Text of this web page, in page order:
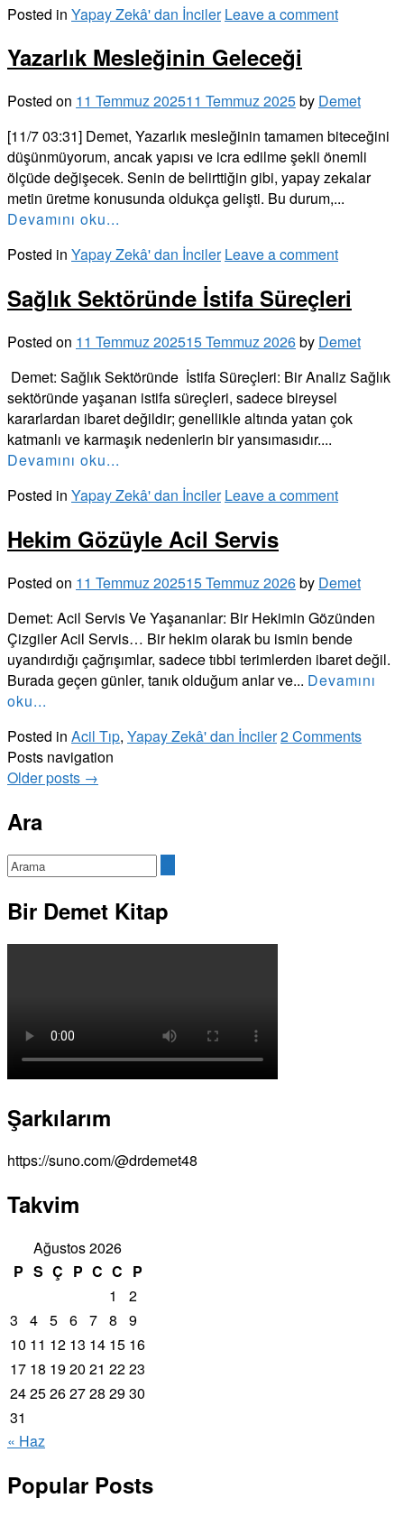
Posted in Yapay Zekâ' dan İnciler Leave a comment
Yazarlık Mesleğinin Geleceği
Posted on 11 Temmuz 202511 Temmuz 2025by Demet
[11/7 03:31] Demet, Yazarlık mesleğinin tamamen biteceğini
düşünmüyorum, ancak yapısı ve icra edilme şekli önemli
ölçüde değişecek. Senin de belirttiğin gibi, yapay zekalar
metin üretme konusunda oldukça gelişti. Bu durum,...
Devamını oku...
Posted in Yapay Zekâ' dan İnciler Leave a comment
Sağlık Sektöründe İstifa Süreçleri
Posted on 11 Temmuz 202515 Temmuz 2026by Demet
Demet: Sağlık Sektöründe İstifa Süreçleri: Bir Analiz Sağlık
sektöründe yaşanan istifa süreçleri, sadece bireysel
kararlardan ibaret değildir; genellikle altında yatan çok
katmanlı ve karmaşık nedenlerin bir yansımasıdır....
Devamını oku...
Posted in Yapay Zekâ' dan İnciler Leave a comment
Hekim Gözüyle Acil Servis
Posted on 11 Temmuz 202515 Temmuz 2026by Demet
Demet: Acil Servis Ve Yaşananlar: Bir Hekimin Gözünden
Çizgiler Acil Servis… Bir hekim olarak bu ismin bende
uyandırdığı çağrışımlar, sadece tıbbi terimlerden ibaret değil.
Burada geçen günler, tanık olduğum anlar ve... Devamını
oku...
Posted in Acil Tıp, Yapay Zekâ' dan İnciler2 Comments
Posts navigation
Older posts →
Ara
Bir Demet Kitap
Şarkılarım
https://suno.com/@drdemet48
Takvim
Ağustos 2026
P S Ç P C C P
1
2
3
4 5 6 7 8
9
10 11 12 13 14 15 16
17 18 1920 21 2223
2425262728 2930
31
« Haz
Popular Posts